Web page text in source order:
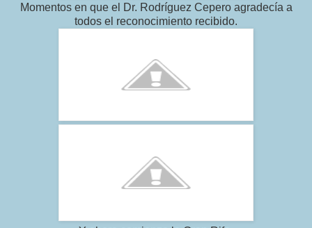
Momentos en que el Dr. Rodríguez Cepero agradecía a
todos el reconocimiento recibido.